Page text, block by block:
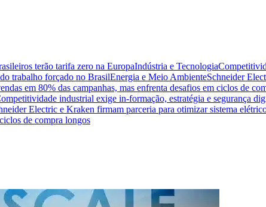
terão tarifa zero na EuropaIndústria e Tecnologia
trabalho forçado no BrasilEnergia e Meio AmbienteSchneider
em 80% das campanhas, mas enfrenta desafios em ciclos de
industrial exige in-formação, estratégia e segurança
Electric e Kraken firmam parceria para otimizar sistema
de compra longos